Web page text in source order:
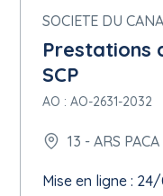
Pas de système
5.1.16 Informations
Organisation chargée
Organisation chargée
Organisation qui
Organisation qui
Organisation qui
Section 8 -
SOCIETE DU
Prestations
SCP
AO : AO-2631-2032
13 - ARS PACA
Mise en ligne :